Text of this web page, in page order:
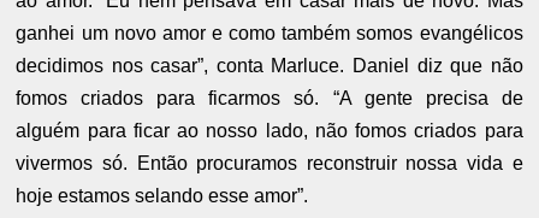
ganhei um novo amor e como também somos evangélicos
decidimos nos casar”, conta Marluce. Daniel diz que não
fomos criados para ficarmos só. “A gente precisa de
alguém para ficar ao nosso lado, não fomos criados para
vivermos só. Então procuramos reconstruir nossa vida e
hoje estamos selando esse amor”.